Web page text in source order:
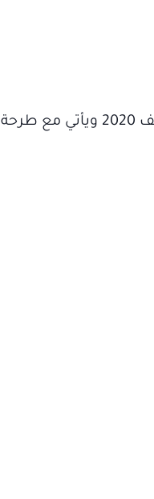
وقد لفتت درة الأنظار بفستان زفاف ضخم وأنيق من توقيع زهير مراد وهو من مجموعة خريف 2020 ويأتي مع طرحة